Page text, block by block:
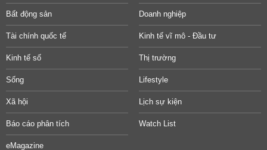
Bất động sản Doanh nghiệp
Tài chính quốc tế Kinh tế vĩ mô - Đầu tư
Kinh tế số Thị trường
Sống Lifestyle
Xã hội Lịch sự kiện
Báo cáo phân tích Watch List
eMagazine